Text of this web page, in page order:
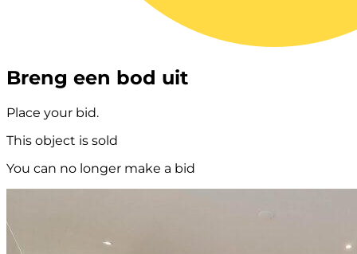
Breng een bod uit
Place your bid.
This object is sold
You can no longer make a bid